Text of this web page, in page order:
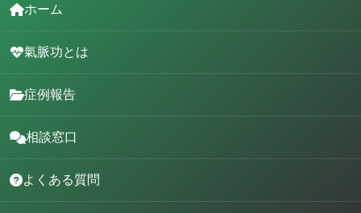
ホーム
氣脈功とは
症例報告
相談窓口
よくある質問